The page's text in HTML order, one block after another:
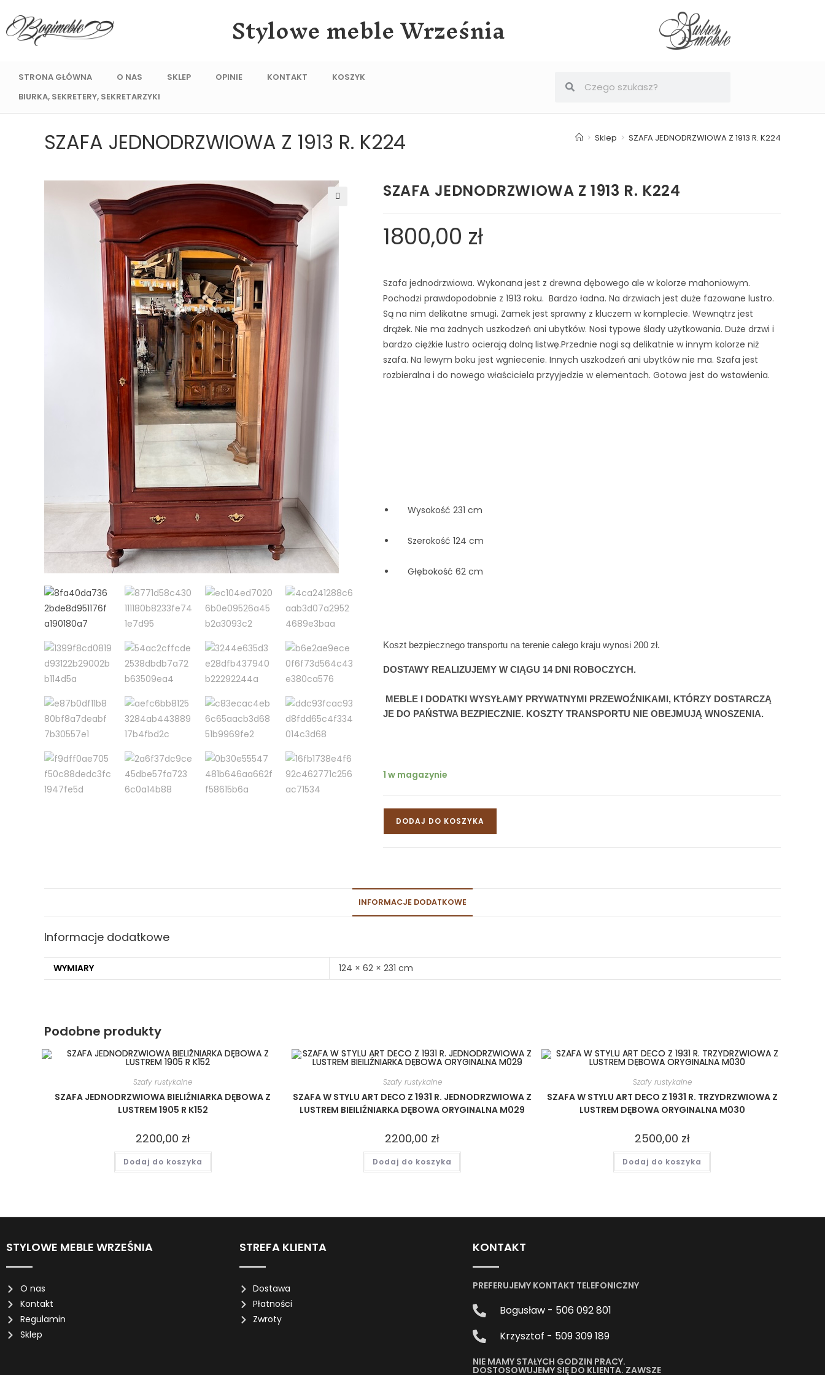
Stylowe meble Września
STRONA GŁÓWNA O NAS SKLEP OPINIE KONTAKT
KOSZYK
BIURKA, SEKRETERY, SEKRETARZYKI
SZAFA JEDNODRZWIOWA Z 1913 R. K224 > Sklep > SZAFA JEDNODRZWIOWA Z 1913 R. K224
SZAFA JEDNODRZWIOWA Z 1913 R. K224
1800,00 zł
Szafa jednodrzwiowa. Wykonana jest z drewna dębowego ale w kolorze mahoniowym.
Pochodzi prawdopodobnie z 1913 roku.  Bardzo ładna. Na drzwiach jest duże fazowane lustro.
Są na nim delikatne smugi. Zamek jest sprawny z kluczem w komplecie. Wewnątrz jest
drążek. Nie ma żadnych uszkodzeń ani ubytków. Nosi typowe ślady użytkowania. Duże drzwi i
bardzo ciężkie lustro ocierają dolną listwę.Przednie nogi są delikatnie w innym kolorze niż
szafa. Na lewym boku jest wgniecenie. Innych uszkodzeń ani ubytków nie ma. Szafa jest
rozbieralna i do nowego właściciela przyyjedzie w elementach. Gotowa jest do wstawienia.
     Wysokość 231 cm
     Szerokość 124 cm
     Głębokość 62 cm
Koszt bezpiecznego transportu na terenie całego kraju wynosi 200 zł.
DOSTAWY REALIZUJEMY W CIĄGU 14 DNI ROBOCZYCH.
MEBLE I DODATKI WYSYŁAMY PRYWATNYMI PRZEWOŹNIKAMI, KTÓRZY DOSTARCZĄ
JE DO PAŃSTWA BEZPIECZNIE. KOSZTY TRANSPORTU NIE OBEJMUJĄ WNOSZENIA.
1 w magazynie
DODAJ DO KOSZYKA
INFORMACJE DODATKOWE
Informacje dodatkowe
WYMIARY 124 × 62 × 231 cm
Podobne produkty
Szafy rustykalne
SZAFA JEDNODRZWIOWA BIELIŹNIARKA DĘBOWA Z
LUSTREM 1905 R K152
2200,00 zł
Dodaj do koszyka
Szafy rustykalne
SZAFA W STYLU ART DECO Z 1931 R. JEDNODRZWIOWA Z
LUSTREM BIEILIŹNIARKA DĘBOWA ORYGINALNA M029
2200,00 zł
Dodaj do koszyka
Szafy rustykalne
SZAFA W STYLU ART DECO Z 1931 R. TRZYDRZWIOWA Z
LUSTREM DĘBOWA ORYGINALNA M030
2500,00 zł
Dodaj do koszyka
STYLOWE MEBLE WRZEŚNIA
O nas
Kontakt
Regulamin
Sklep
STREFA KLIENTA
Dostawa
Płatności
Zwroty
KONTAKT
PREFERUJEMY KONTAKT TELEFONICZNY
Bogusław - 506 092 801
Krzysztof - 509 309 189
NIE MAMY STAŁYCH GODZIN PRACY.
DOSTOSOWUJEMY SIĘ DO KLIENTA. ZAWSZE